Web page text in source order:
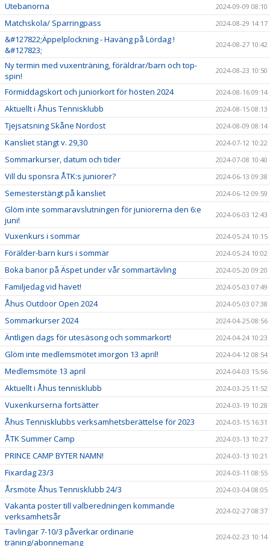
Utebanorna 2024-09-09 08:10
Matchskola/ Sparringpass 2024-08-29 14:17
&#127822;Äppelplockning - Haväng på Lördag !
&#127823;
2024-08-27 10:42
Ny termin med vuxenträning, föräldrar/barn och top-
spin!
2024-08-23 10:50
Förmiddagskort och juniorkort för hösten 2024 2024-08-16 09:14
Aktuellt i Åhus Tennisklubb 2024-08-15 08:13
Tjejsatsning Skåne Nordost 2024-08-09 08:14
Kansliet stängt v. 29,30 2024-07-12 10:22
Sommarkurser, datum och tider 2024-07-08 10:40
Vill du sponsra ÅTK:s juniorer? 2024-06-13 09:38
Semesterstängt på kansliet 2024-06-12 09:59
Glöm inte sommaravslutningen för juniorerna den 6:e
juni!
2024-06-03 12:43
Vuxenkurs i sommar 2024-05-24 10:15
Förälder-barn kurs i sommar 2024-05-24 10:02
Boka banor på Äspet under vår sommartävling 2024-05-20 09:20
Familjedag vid havet! 2024-05-03 07:49
Åhus Outdoor Open 2024 2024-05-03 07:38
Sommarkurser 2024 2024-04-25 08:56
Äntligen dags för utesäsong och sommarkort! 2024-04-24 10:23
Glöm inte medlemsmötet imorgon 13 april! 2024-04-12 08:54
Medlemsmöte 13 april 2024-04-03 15:56
Aktuellt i Åhus tennisklubb 2024-03-25 11:52
Vuxenkurserna fortsätter 2024-03-19 10:28
Åhus Tennisklubbs verksamhetsberättelse för 2023 2024-03-15 16:31
ÅTK Summer Camp 2024-03-13 10:27
PRINCE CAMP BYTER NAMN! 2024-03-13 10:21
Fixardag 23/3 2024-03-11 08:55
Årsmöte Åhus Tennisklubb 24/3 2024-03-04 08:05
Vakanta poster till valberedningen kommande
verksamhetsår
2024-02-27 08:37
Tävlingar 7-10/3 påverkar ordinarie
träning/abonnemang
2024-02-23 10:14